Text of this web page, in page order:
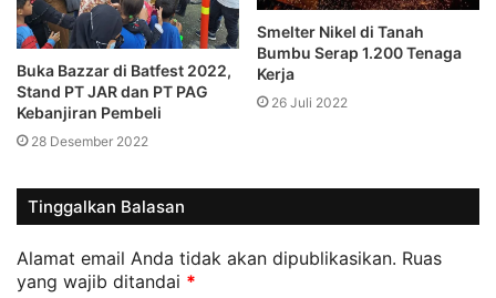
Buka Bazzar di Batfest 2022,
Stand PT JAR dan PT PAG
Kebanjiran Pembeli
28 Desember 2022
Smelter Nikel di Tanah
Bumbu Serap 1.200 Tenaga
Kerja
26 Juli 2022
Tinggalkan Balasan
Alamat email Anda tidak akan dipublikasikan. Ruas
yang wajib ditandai *